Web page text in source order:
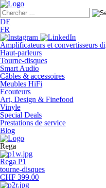
DE
FR
Amplificateurs et convertisseurs
Haut-parleurs
Tourne-disques
Smart Audio
Câbles & accessoires
Meubles HiFi
Ecouteurs
Art, Design & Finefood
Vinyle
Special Deals
Prestations de service
Blog
Rega
Rega P1
tourne-disques
CHF 399.00